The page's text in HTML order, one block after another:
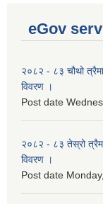
eGov
२०८२ - ८३ चौथो
विवरण ।
Post date
२०८२ - ८३ तेस्रो
विवरण ।
Post date